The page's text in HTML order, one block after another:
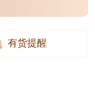
有货提醒